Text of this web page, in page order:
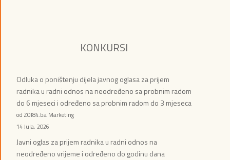
KONKURSI
Odluka o poništenju dijela javnog oglasa za prijem
radnika u radni odnos na neodređeno sa probnim radom
do 6 mjeseci i određeno sa probnim radom do 3 mjeseca
od ZOI84.ba Marketing
14 Jula, 2026
Javni oglas za prijem radnika u radni odnos na
neodređeno vrijeme i određeno do godinu dana